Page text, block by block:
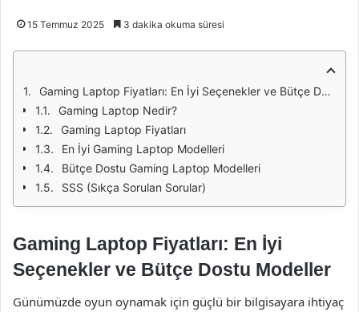
15 Temmuz 2025 3 dakika okuma süresi
Gaming Laptop Fiyatları: En İyi Seçenekler ve Bütçe Dostu Modeller
Gaming Laptop Nedir?
Gaming Laptop Fiyatları
En İyi Gaming Laptop Modelleri
Bütçe Dostu Gaming Laptop Modelleri
SSS (Sıkça Sorulan Sorular)
Gaming Laptop Fiyatları: En İyi
Seçenekler ve Bütçe Dostu Modeller
Günümüzde oyun oynamak için güçlü bir bilgisayara ihtiyaç